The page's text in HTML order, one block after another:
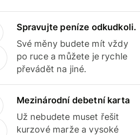
Spravujte peníze odkudkoli.
Své měny budete mít vždy
po ruce a můžete je rychle
převádět na jiné.
Mezinárodní debetní karta
Už nebudete muset řešit
kurzové marže a vysoké